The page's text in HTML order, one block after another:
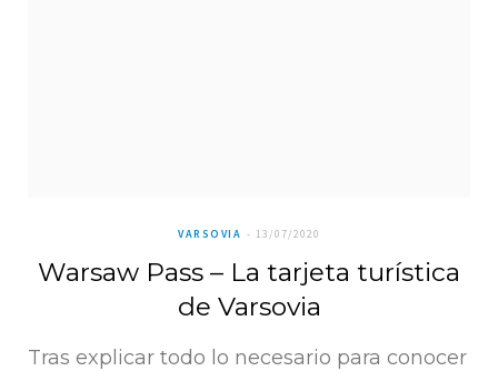
VARSOVIA 13/07/2020
Warsaw Pass – La tarjeta turística
de Varsovia
Tras explicar todo lo necesario para conocer